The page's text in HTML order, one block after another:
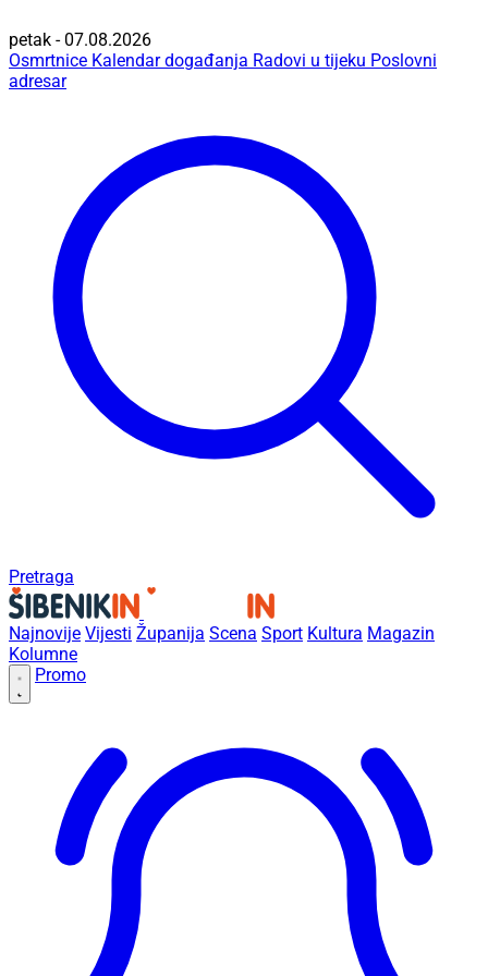
petak - 07.08.2026
Osmrtnice Kalendar događanja Radovi u tijeku Poslovni
adresar
Pretraga
Najnovije Vijesti Županija Scena Sport Kultura Magazin
Kolumne
Promo